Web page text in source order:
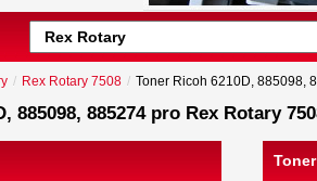
/ Rex Rotary 7508 / Toner Ricoh 6210D, 885098,
885098, 885274 pro Rex Rotary